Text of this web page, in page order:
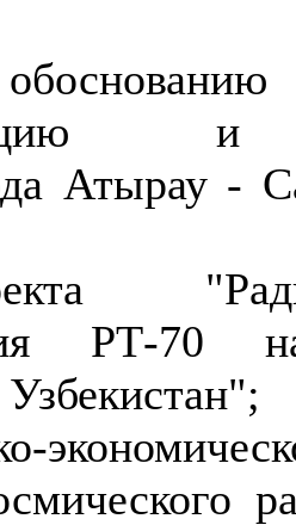
и
Атырау -
РТ-70